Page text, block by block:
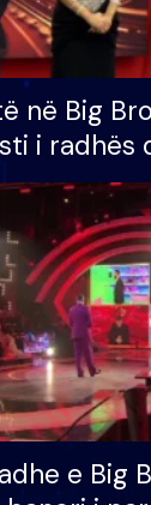
në Big
i radhës
e Big